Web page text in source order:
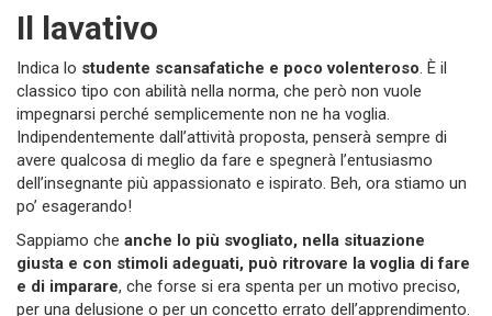
Il lavativo
Indica lo studente scansafatiche e poco volenteroso. È il
classico tipo con abilità nella norma, che però non vuole
impegnarsi perché semplicemente non ne ha voglia.
Indipendentemente dall’attività proposta, penserà sempre di
avere qualcosa di meglio da fare e spegnerà l’entusiasmo
dell’insegnante più appassionato e ispirato. Beh, ora stiamo un
po’ esagerando!
Sappiamo che anche lo più svogliato, nella situazione
giusta e con stimoli adeguati, può ritrovare la voglia di fare
e di imparare, che forse si era spenta per un motivo preciso,
per una delusione o per un concetto errato dell’apprendimento.